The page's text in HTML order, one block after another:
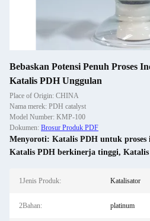
Bebaskan Potensi Penuh Proses
Katalis PDH Unggulan
Place of Origin: CHINA
Nama merek: PDH catalyst
Model Number: KMP-100
Dokumen: Brosur Produk PDF
Menyoroti: Katalis PDH untuk proses
Katalis PDH berkinerja tinggi, Katalis
1Jenis Produk: Katalisator
2Bahan: platinum